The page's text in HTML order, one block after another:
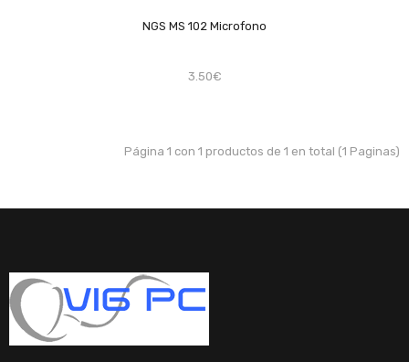
NGS MS 102 Microfono
3.50€
Página 1 con 1 productos de 1 en total (1 Paginas)